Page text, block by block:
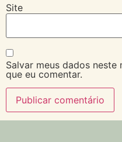
Site
Salvar meus dados
que eu comentar.